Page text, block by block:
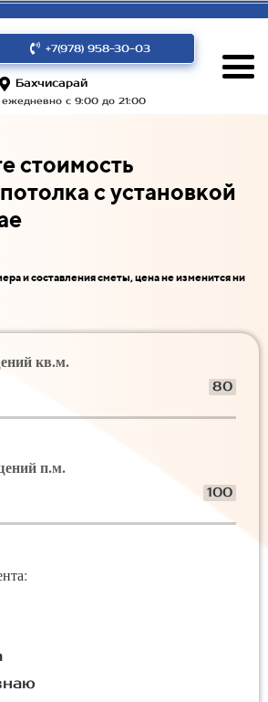
+7(978) 958-30-03
Бахчисарай
с 9:00 до 21:00
стоимость
с установкой
и составления сметы, цена не изменится ни
кв.м.
80
п.м.
100